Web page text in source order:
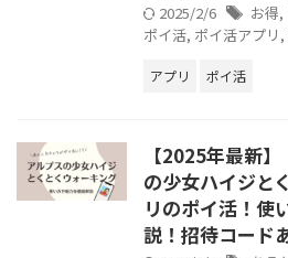
2025/2/6 お得,
ポイ活, ポイ活アプリ ,
アプリ ポイ活
【2025年最新
の少女ハイジと
リのポイ活！使
説！招待コード